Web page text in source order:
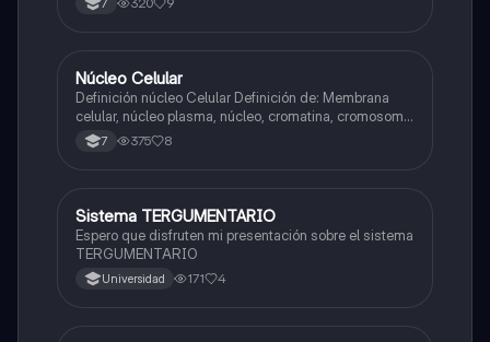
7
Biologia
Núcleo Celular
Definición núcleo Celular Definición de: Membrana
celular, núcleo plasma, núcleo, cromatina, cromosoma
Interfase Fases de la interfase
7 375 8
Biologia
Sistema TERGUMENTARIO
Espero que disfruten mi presentación sobre el sistema
TERGUMENTARIO
Universidad 171 4